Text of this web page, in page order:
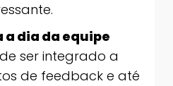
dia da equipe
ser integrado a
de feedback e até